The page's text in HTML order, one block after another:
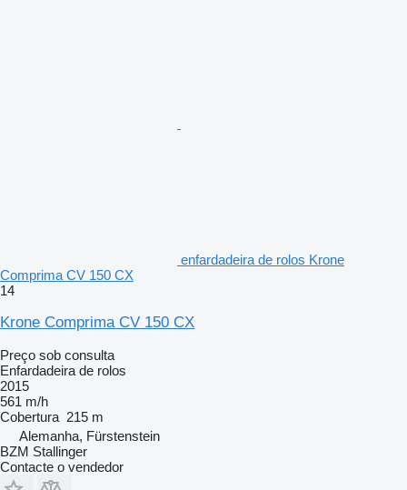
enfardadeira de rolos Krone
Comprima CV 150 CX
14
Krone Comprima CV 150 CX
Preço sob consulta
Enfardadeira de rolos
2015
561 m/h
Cobertura 215 m
Alemanha, Fürstenstein
BZM Stallinger
Contacte o vendedor